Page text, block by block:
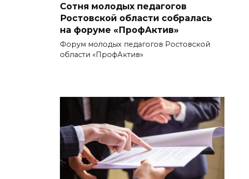
Сотня молодых педагогов
Ростовской области собралась
на форуме «ПрофАктив»
Форум молодых педагогов Ростовской
области «ПрофАктив»